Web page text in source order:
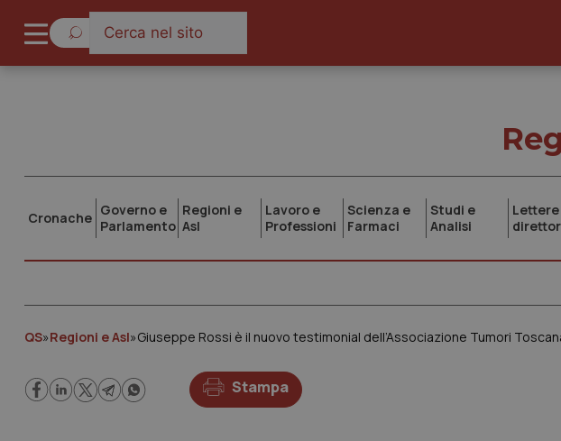
Cronache Governo e
Parlamento
Regioni e
Asl
Lavoro e
Professioni
Scienza e
Farmaci
Studi e
Analisi
Lettere
QS»Regioni e Asl»Giuseppe Rossi è il nuovo testimonial dell’Associazione Tumori
Stampa